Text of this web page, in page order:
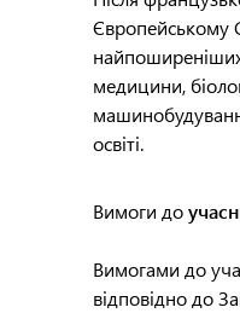
Європейському
медицини,
освіті.
Вимоги до
Вимогами до
відповідно до